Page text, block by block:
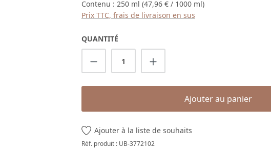
Contenu : 250 ml (47,96 € / 1000 ml)
Prix TTC, frais de livraison en sus
QUANTITÉ
Quantité de produit : Entrez
Ajouter au panier
Ajouter à la liste de souhaits
Réf. produit : UB-3772102